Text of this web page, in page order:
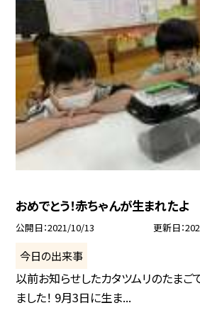
おめでとう！赤ちゃんが生まれたよ
公開日 2021/10/13 更新日
今日の出来事
以前お知らせしたカタツムリのたまご
ました！ 9月3日に生ま...